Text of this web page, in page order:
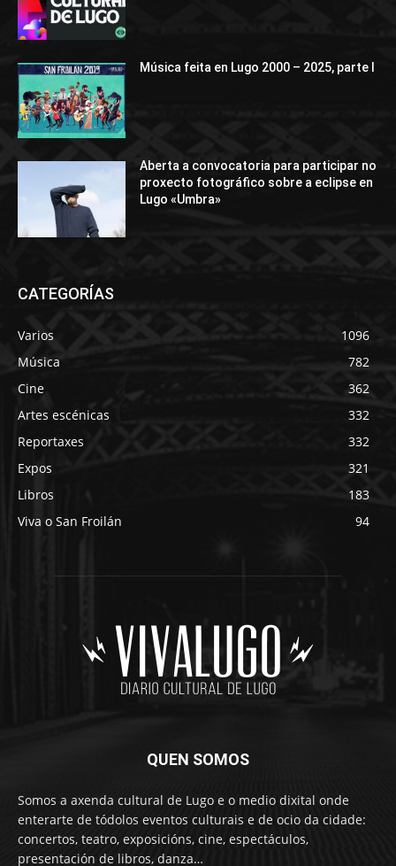
Música feita en Lugo 2000 – 2025, parte I
Aberta a convocatoria para participar no
proxecto fotográfico sobre a eclipse en
Lugo «Umbra»
CATEGORÍAS
Varios
1096
Música
782
Cine
362
Artes escénicas
332
Reportaxes
332
Expos
321
Libros
183
Viva o San Froilán
94
QUEN SOMOS
Somos a axenda cultural de Lugo e o medio dixital onde
enterarte de tódolos eventos culturais e de ocio da cidade:
concertos, teatro, exposicións, cine, espectáculos,
presentación de libros, danza…